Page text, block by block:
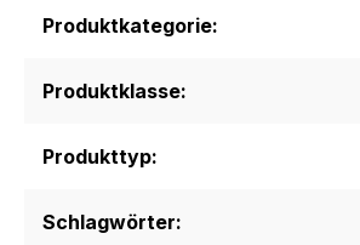
Produktkategorie:
Produktklasse:
Produkttyp:
Schlagwörter: